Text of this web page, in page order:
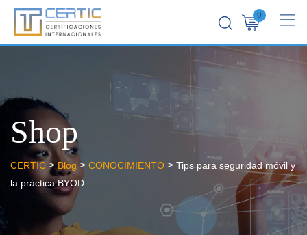
0
Shop
CERTIC >Blog > CONOCIMIENTO > Tips para seguridad móvil y
la práctica BYOD